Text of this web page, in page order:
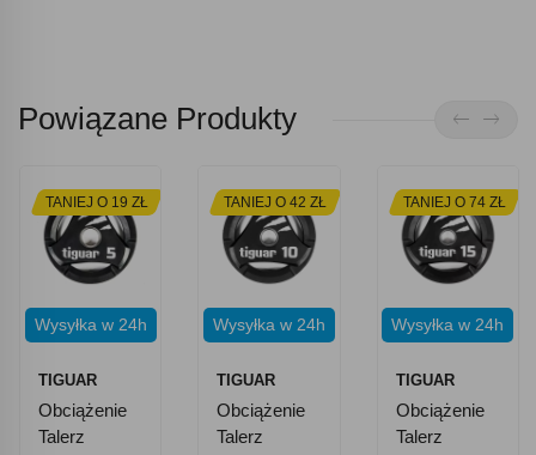
Powiązane Produkty
TANIEJ O 19 ZŁ
Wysyłka w 24h
TIGUAR
Obciążenie
Talerz
TANIEJ O 42 ZŁ
Wysyłka w 24h
TIGUAR
Obciążenie
Talerz
TANIEJ O 74 ZŁ
Wysyłka w 24h
TIGUAR
Obciążenie
Talerz